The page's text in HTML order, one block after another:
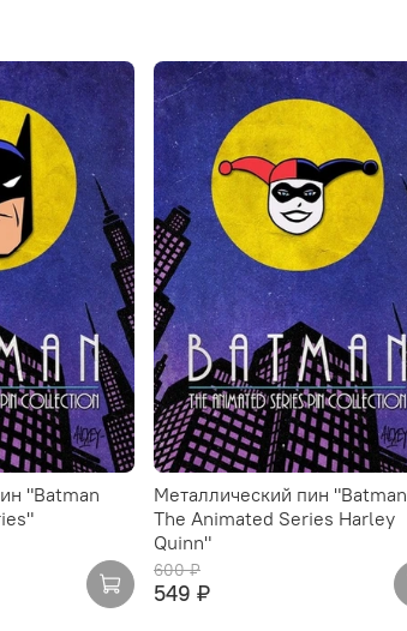
"Batman
Металлический пин "Batman
The Animated Series Harley
Quinn"
600 ₽
549 ₽